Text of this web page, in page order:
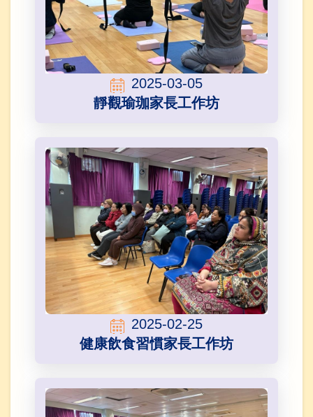
2025-03-05
靜觀瑜珈家長工作坊
2025-02-25
健康飲食習慣家長工作坊